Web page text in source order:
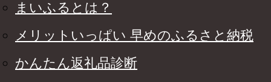
まいふるとは？
メリットいっぱい 早めのふるさと納税
かんたん返礼品診断